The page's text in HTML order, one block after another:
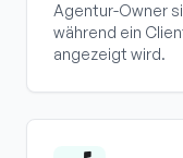
Agentur-Owner
während ein
angezeigt wird.